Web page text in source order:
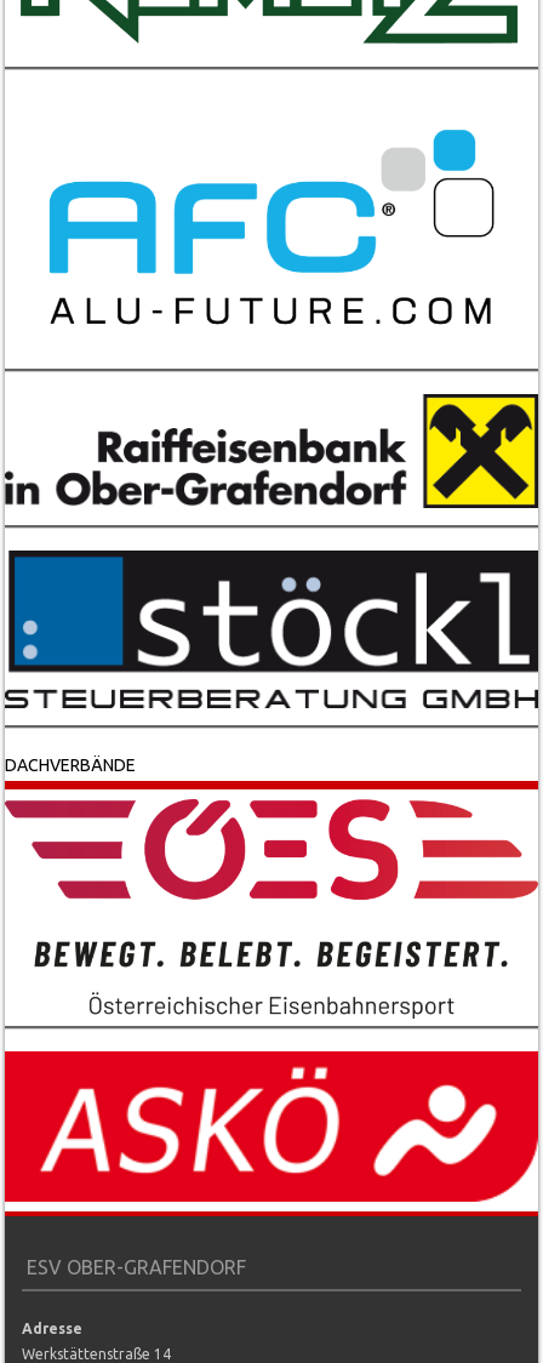
DACHVERBÄNDE
ESV OBER-GRAFENDORF
Adresse
Werkstättenstraße 14